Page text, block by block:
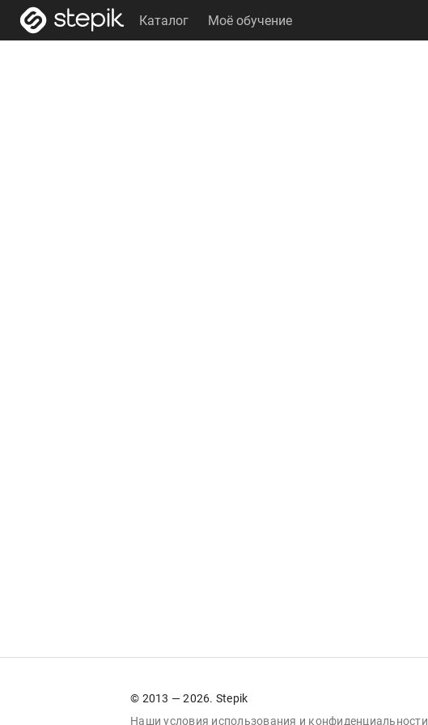
Каталог Моё обучение
© 2013 — 2026. Stepik
Наши условия использования и конфиденциальности